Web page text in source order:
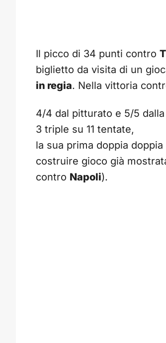
Il picco di 34 punti contro
biglietto da visita di un
in regia. Nella vittoria
4/4 dal pitturato e 5/5
3 triple su 11 tentate,
la sua prima doppia
costruire gioco già
contro Napoli).